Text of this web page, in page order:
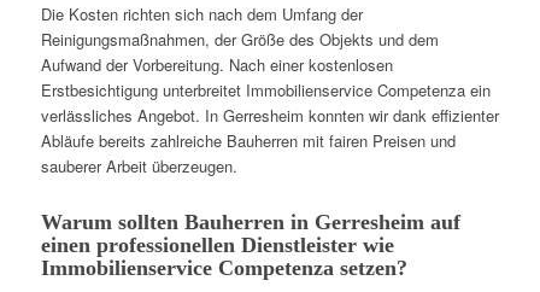
Die Kosten richten sich nach dem Umfang der
Reinigungsmaßnahmen, der Größe des Objekts und dem
Aufwand der Vorbereitung. Nach einer kostenlosen
Erstbesichtigung unterbreitet Immobilienservice Competenza ein
verlässliches Angebot. In Gerresheim konnten wir dank effizienter
Abläufe bereits zahlreiche Bauherren mit fairen Preisen und
sauberer Arbeit überzeugen.
Warum sollten Bauherren in Gerresheim auf
einen professionellen Dienstleister wie
Immobilienservice Competenza setzen?